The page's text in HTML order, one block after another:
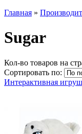
Главная »
Sugar
Кол-во товаров на
Сортировать по:
Интерактивная